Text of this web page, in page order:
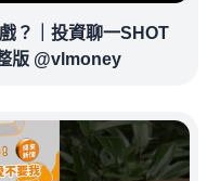
？｜投資聊一SHOT
版 @vlmoney